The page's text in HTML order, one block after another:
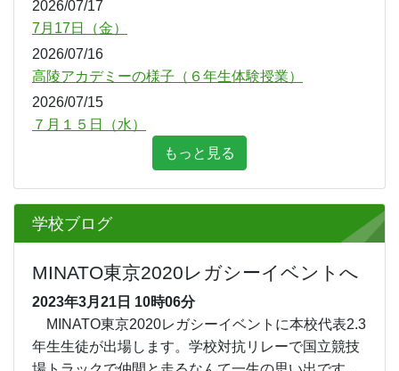
2026/07/27
2026/07/24
2026/07/17
学校だより ７月号
吹奏楽部、ギター部演奏会（昼休みの体育館ver）
2026/07/17
7月17日（金）
高陵アカデミーの様子（６年生体験授業）
2026/07/15
７月１５日（水）
もっと見る